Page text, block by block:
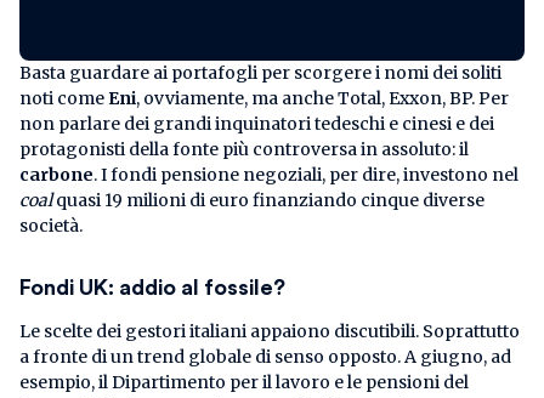
Basta guardare ai portafogli per scorgere i nomi dei soliti
noti comeEni, ovviamente, ma anche Total, Exxon, BP. Per
non parlare dei grandi inquinatori tedeschi e cinesi e dei
protagonisti della fonte più controversa in assoluto: il
carbone. I fondi pensione negoziali, per dire, investono nel
coalquasi 19 milioni di euro finanziando cinque diverse
società.
Fondi UK: addio al fossile?
Le scelte dei gestori italiani appaiono discutibili. Soprattutto
a fronte di un trend globale di senso opposto. A giugno, ad
esempio, il Dipartimento per il lavoro e le pensioni del